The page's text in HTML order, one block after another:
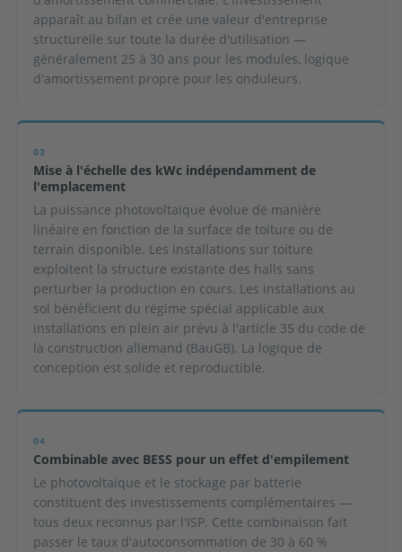
apparaît au bilan et crée une valeur d'entreprise
structurelle sur toute la durée d'utilisation —
généralement 25 à 30 ans pour les modules, logique
d'amortissement propre pour les onduleurs.
03
Mise à l'échelle des kWc indépendamment de
l'emplacement
La puissance photovoltaïque évolue de manière
linéaire en fonction de la surface de toiture ou de
terrain disponible. Les installations sur toiture
exploitent la structure existante des halls sans
perturber la production en cours. Les installations au
sol bénéficient du régime spécial applicable aux
installations en plein air prévu à l'article 35 du code de
la construction allemand (BauGB). La logique de
conception est solide et reproductible.
04
Combinable avec BESS pour un effet d'empilement
Le photovoltaïque et le stockage par batterie
constituent des investissements complémentaires —
tous deux reconnus par l'ISP. Cette combinaison fait
passer le taux d'autoconsommation de 30 à 60 %